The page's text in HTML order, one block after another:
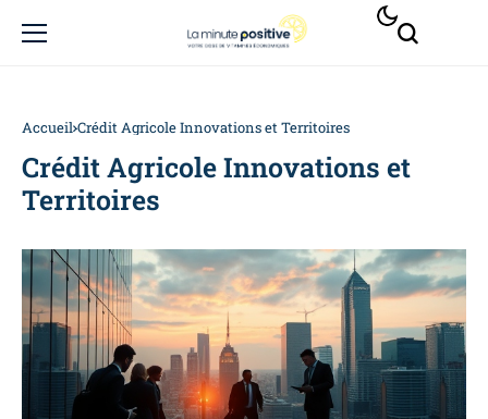
Accueil Crédit Agricole Innovations et Territoires
Crédit Agricole Innovations et
Territoires